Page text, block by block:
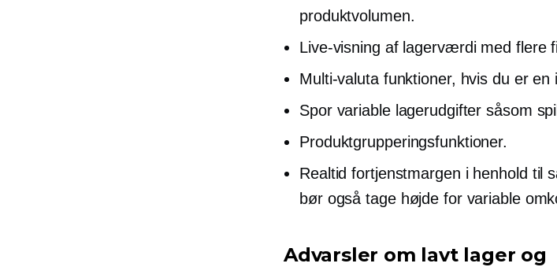
produktvolumen.
Live-visning af lagerværdi med flere
Multi-valutafunktioner, hvis du er en
Spor variable lagerudgifter såsom
Produktgrupperingsfunktioner.
Realtid fortjenstmargen i henhold til
bør også tage højde for variable
Advarsler om lavt lager og